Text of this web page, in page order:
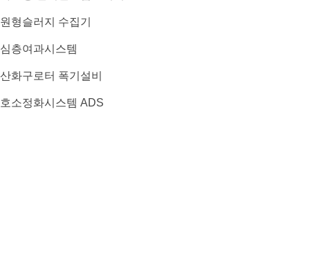
원형슬러지 수집기
심층여과시스템
산화구로터 폭기설비
호소정화시스템 ADS